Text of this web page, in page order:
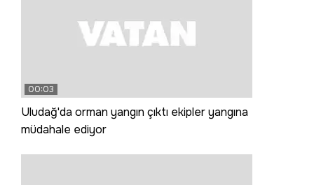
00:03
Uludağ'da orman yangın çıktı ekipler yangına
müdahale ediyor